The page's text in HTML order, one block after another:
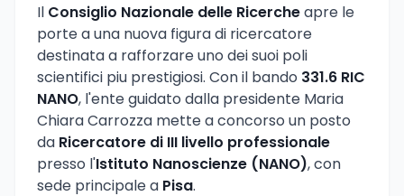
Il Consiglio Nazionale delle Ricercheapre le
porte a una nuova figura di ricercatore
destinata a rafforzare uno dei suoi poli
scientifici piu prestigiosi. Con il bando 331.6 RIC
NANO, l'ente guidato dalla presidente Maria
Chiara Carrozza mette a concorso un posto
da Ricercatore di III livello professionale
presso l'Istituto Nanoscienze (NANO), con
sede principale a Pisa.